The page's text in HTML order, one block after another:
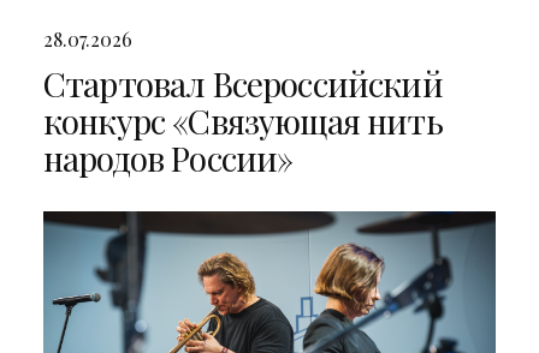
28.07.2026
Стартовал Всероссийский
конкурс «Связующая нить
народов России»